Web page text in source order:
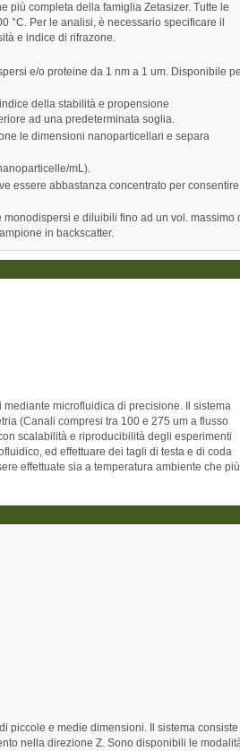
più completa della famiglia Zetasizer. Tutte le
°C. Per le analisi, è necessario specificare il
e indice di rifrazone.
e/o proteine da 1 nm a 1 um. Disponibile
della stabilità e propensione
ad una predeterminata soglia.
le dimensioni nanoparticellari e separa
mL).
essere abbastanza concentrato per consentire
e diluibili fino ad un vol. massimo
in backscatter.
microfluidica di precisione. Il sistema
(Canali compresi tra 100 e 275 um a flusso
scalabilità e riproducibilità degli esperimenti
ed effettuare dei tagli di testa e di coda
effettuate sia a temperatura ambiente che più
piccole e medie dimensioni. Il sistema consiste
nella direzione Z. Sono disponibili le